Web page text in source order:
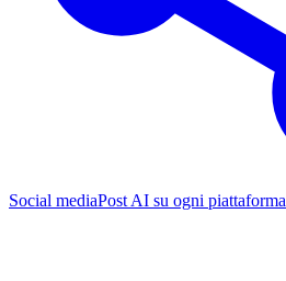
Social mediaPost AI su ogni piattaforma